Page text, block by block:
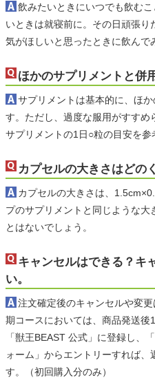
飲みたいときにいつでも飲む
いときは就寝前に。その日頑張
気がほしいと思ったときに飲んで
ほかのサプリメントと併
サプリメントは基本的に、ほ
す。ただし、過度な服用がすすめ
サプリメントの1日○粒の目安を参
カプセルの大きさはどの
カプセルの大きさは、
プのサプリメントと同じような大
とはないでしょう。
キャンセルはできる？キ
い。
注文確定後のキャンセルや変
期コースにおいては、商品発送後
「獣王BEAST 公式」に登録し、
ォーム」からエントリーすれば、
す。（初回購入分のみ）